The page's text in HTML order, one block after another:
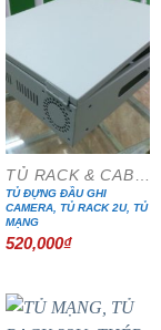
TỦ ĐỰNG ĐẦU GHI
CAMERA, TỦ RACK 2U, TỦ
MẠNG
520,000₫